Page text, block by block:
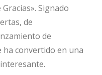
Signado
de
de
ha convertido en una